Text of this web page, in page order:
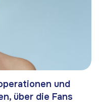
und
über die Fans